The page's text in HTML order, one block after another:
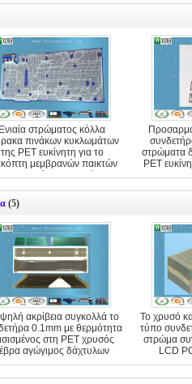
Ενιαία στρώματος κόλλα
πινάκων κυκλωμάτων
της PET ευκίνητη για το
μεμβρανών παικτών
παιχνιδιών παιχνιδιών
στρώματα
PET
(5)
ακρίβεια συγκολλά το
0.1mm με θερμότητα
στη PET χρυσός
αγώγιμος δάχτυλων
Το χρυσό
τύπο
στρώμα
LCD